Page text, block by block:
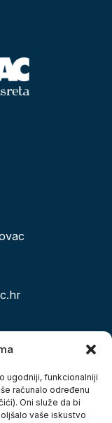
ugodniji, funkcionalniji
računalo određenu
Oni služe da bi
vaše iskustvo